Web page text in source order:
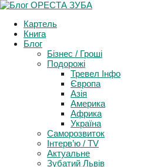
Картель
Книга
Блог
Бізнес / Гроші
Подорожі
Тревел Інфо
Європа
Азія
Америка
Африка
Україна
Саморозвиток
Інтерв’ю / TV
Актуальне
Support and Follow events